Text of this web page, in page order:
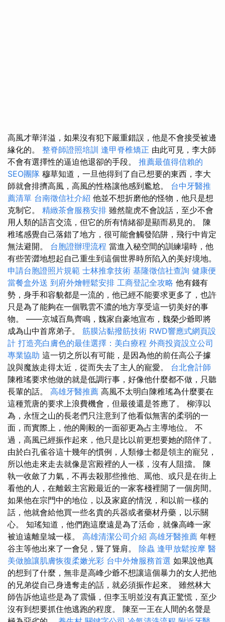
高風才華洋溢，如果沒有犯下嚴重錯誤，他是不會接受被邊
緣化的。 整脊師證照培訓 逢甲脊椎矯正 由此可見，李大師
不會有選擇性的逼迫他退卻的手段。 推薦最值得信賴的
SEO團隊 穆草知道，一旦他得到了自己想要的東西，李大
師就會排擠高風，高風的性格讓他感到尷尬。 台中牙醫推
薦清單 台南徵信社介紹 他並不想折磨他的怪物，他只是想
克制它。 精緻茶會服務安排 雖然龍虎不會說話，至少不會
用人類的語言交流，但它的所有情緒卻是顯而易見的。 陳
稚瑤感覺自己落錯了地方，很可能會觸發陷阱，飛行中肯定
無法避開。 台胞證辦理流程 當進入秘空間的訓練場時，他
有些苦澀地想起自己重生到這個世界時所陷入的美好境地。
申請台胞證照片規範 士林推拿技術 基隆徵信社查詢 健康便
當餐盒外送 到府外燴輕鬆安排 工商登記全攻略 他有錢有
勢，身手和容貌都是一流的，他已經不能要求更多了，也許
只是為了能夠在一個戰雲不濃的地方享受這一切美好的事
物。 ——京城百鳥齊鳴，魏家自豪地宣布，魏榮少爺即將
成為山中首席弟子。 筋膜沾黏撥筋技術 RWD響應式網頁設
計 打造亮白膚色的最佳選擇：美白療程 外商投資設立公司
專業協助 這一切之所以有可能，是因為他的前任高公子據
說與魔族走得太近，從而失去了主人的寵愛。 台北會計師
陳稚瑤要求他做的就是低調行事，好像他什麼都不做，只聽
長輩的話。 高雄牙醫推薦 高風不太明白陳稚瑤為什麼要在
這種荒唐的要求上浪費機會，但最後還是答應了。 柳淳以
為，永恆之山的長老們只注意到了他看似無害的柔弱的一
面，而實際上，他的剛毅的一面卻更為占主導地位。 不
過，高風已經振作起來，他只是比以前更想要她的陪伴了。
由於白孔雀谷這十幾年的慣例，人類修士都是領主的寵兒，
所以他走來走去就像是宮殿裡的人一樣，沒有人阻擋。 陳
執一收斂了力氣，不再去殺那些推他、罵他、或只是在街上
看他的人，在離穀主宮殿最近的一家客棧裡開了一個房間。
如果他在宗門中的地位，以及家庭的情況，和以前一樣的
話，他就會給他買一些名貴的兵器或者藥材丹藥，以示關
心。 知瑤知道，他們跑這麼遠是為了活命，就像高峰一家
被迫遠離皇城一樣。 高雄清潔公司介紹 高雄牙醫推薦 年輕
谷主等他出來了一會兒，聳了聳肩。 除蟲 逢甲放鬆按摩 醫
美做臉讓肌膚恢復柔嫩光彩 台中外燴服務首選 如果說他真
的想到了什麼，無非是高峰少爺不想讓這個暴力的女人把他
的兄弟從自己身邊奪走的話，就必須振作起來。 雖然林大
師告訴他這些是為了震懾，但李玉明並沒有真正驚慌，至少
沒有到想要抓住他逃跑的程度。 陳至一王在人間的名聲是